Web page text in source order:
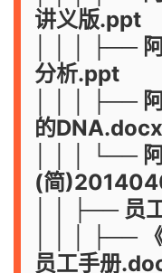
讲义版.ppt
│ │ │ ├──
分析.ppt
│ │ │ ├──
的DNA.docx
│ │ │ └──
(简
│ │ ├── 员
│ │ │ ├──
员工手册